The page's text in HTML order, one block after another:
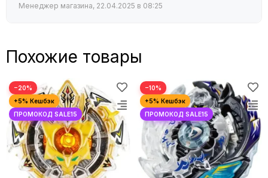
Менеджер магазина, 22.04.2025 в 08:25
Похожие товары
−20% −10%